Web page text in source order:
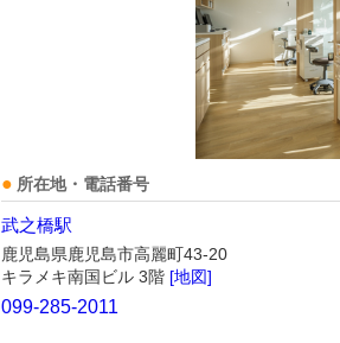
所在地・電話番号
武之橋駅
鹿児島県鹿児島市高麗町43-20
キラメキ南国ビル 3階 [地図]
099-285-2011